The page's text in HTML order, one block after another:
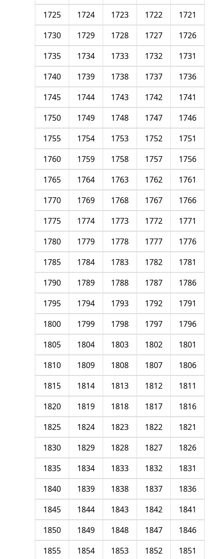
1721
1722
1723
1724
1725
1726
1727
1728
1729
1730
1731
1732
1733
1734
1735
1736
1737
1738
1739
1740
1741
1742
1743
1744
1745
1746
1747
1748
1749
1750
1751
1752
1753
1754
1755
1756
1757
1758
1759
1760
1761
1762
1763
1764
1765
1766
1767
1768
1769
1770
1771
1772
1773
1774
1775
1776
1777
1778
1779
1780
1781
1782
1783
1784
1785
1786
1787
1788
1789
1790
1791
1792
1793
1794
1795
1796
1797
1798
1799
1800
1801
1802
1803
1804
1805
1806
1807
1808
1809
1810
1811
1812
1813
1814
1815
1816
1817
1818
1819
1820
1821
1822
1823
1824
1825
1826
1827
1828
1829
1830
1831
1832
1833
1834
1835
1836
1837
1838
1839
1840
1841
1842
1843
1844
1845
1846
1847
1848
1849
1850
1851
1852
1853
1854
1855